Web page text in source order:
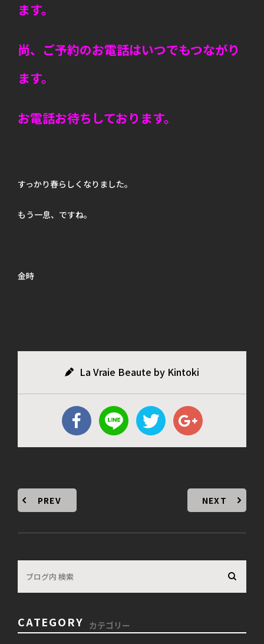
ます。
尚、ご予約のお電話はいつでもつながり
ます。
お電話お待ちしております。
すっかり春らしくなりました。
もう一息、ですね。
金時
La Vraie Beaute by Kintoki
PREV NEXT
CATEGORY カテゴリー